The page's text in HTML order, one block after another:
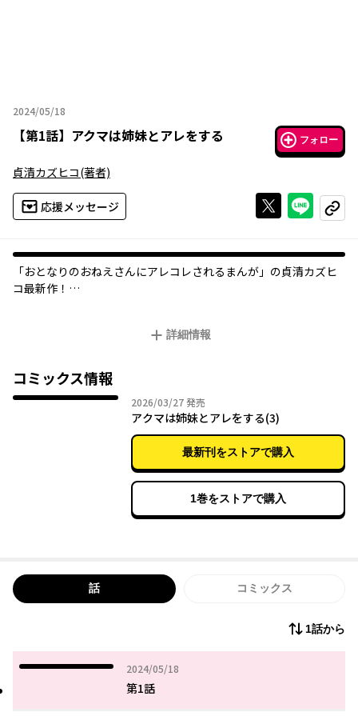
2024/05/18
2024年05月18日
【第1話】 アクマは姉妹とアレをする フォロー
貞清カズヒコ(著者)
応援メッセージ Xで投稿する
ライン
コピー
「おとなりのおねえさんにアレコレされるまんが」の貞清カズヒ
コ最新作！
ィ！
詳細情報
コミックス情報
2026/03/272026年03月27日
発売
アクマは姉妹とアレをする(3)
最新刊をストアで購入
1巻をストアで購入
話 コミックス
1話から
2024/05/18
2024年05月18日
第1話